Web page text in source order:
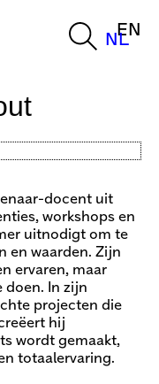
NL
EN
docent uit
workshops en
uitnodigt om te
en waarden. Zijn
ervaren, maar
doen. In zijn
projecten die
hij
wordt gemaakt,
totaalervaring.